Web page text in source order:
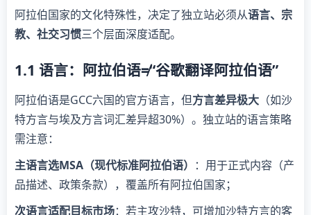
阿拉伯国家的文化特殊性，决定了独立站必须从语言、宗
教、社交习惯三个层面深度适配。
1.1 语言：阿拉伯语≠“谷歌翻译阿拉伯语”
阿拉伯语是GCC六国的官方语言，但方言差异极大 （如沙
特方言与埃及方言词汇差异超30%）。独立站的语言策略
需注意：
主语言选MSA（现代标准阿拉伯语） ：用于正式内容（产
品描述、政策条款），覆盖所有阿拉伯国家；
次语言适配目标市场：若主攻沙特，可增加沙特方言的客